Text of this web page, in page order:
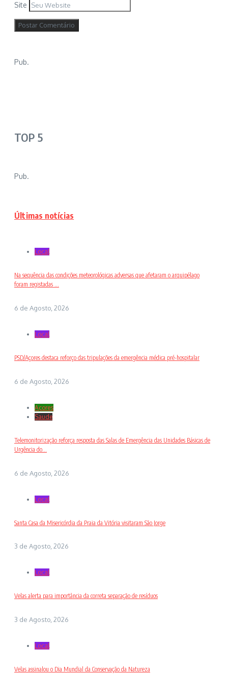
Site
Pub.
TOP 5
Pub.
Últimas notícias
Local
Na sequência das condições meteorológicas adversas que afetaram o arquipélago
foram registadas ...
6 de Agosto, 2026
Local
PSD/Açores destaca reforço das tripulações da emergência médica pré-hospitalar
6 de Agosto, 2026
Açores
Saude
Telemonitorização reforça resposta das Salas de Emergência das Unidades Básicas de
Urgência do...
6 de Agosto, 2026
Local
Santa Casa da Misericórdia da Praia da Vitória visitaram São Jorge
3 de Agosto, 2026
Local
Velas alerta para importância da correta separação de resíduos
3 de Agosto, 2026
Local
Velas assinalou o Dia Mundial da Conservação da Natureza